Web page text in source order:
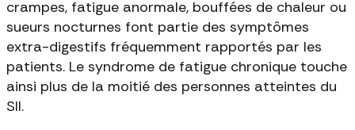
crampes, fatigue anormale, bouffées de chaleur ou
sueurs nocturnes font partie des symptômes
extra-digestifs fréquemment rapportés par les
patients. Le syndrome de fatigue chronique touche
ainsi plus de la moitié des personnes atteintes du
SII.